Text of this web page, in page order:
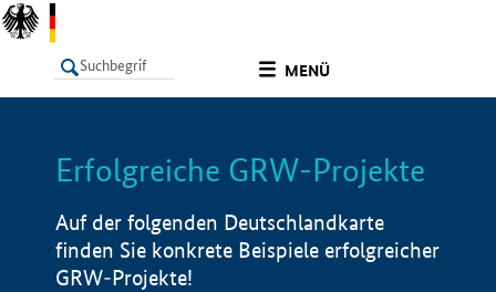
MENÜ
LISTE Info
Erfolgreiche GRW-Projekte
Auf der folgenden Deutschlandkarte
finden Sie konkrete Beispiele erfolgreicher
GRW-Projekte!